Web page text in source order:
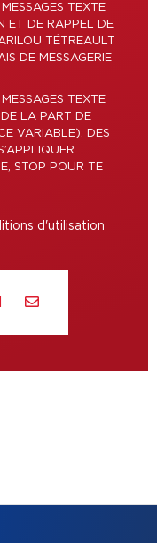
TEXTE
ET DE RAPPEL DE
TÉTREAULT
DE MESSAGERIE
TEXTE
LA PART DE
VARIABLE). DES
STOP POUR TE
d'utilisation